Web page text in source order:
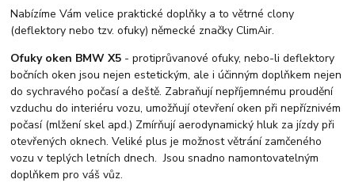
Nabízíme Vám velice praktické doplňky a to větrné clony
(deflektory nebo tzv. ofuky) německé značky ClimAir.
Ofuky oken BMW X5 - protiprůvanové ofuky, nebo-li deflektory
bočních oken jsou nejen estetickým, ale i účinným doplňkem nejen
do sychravého počasí a deště. Zabraňují nepříjemnému proudění
vzduchu do interiéru vozu, umožňují otevření oken při nepříznivém
počasí (mlžení skel apd.) Zmírňují aerodynamický hluk za jízdy při
otevřených oknech. Veliké plus je možnost větrání zamčeného
vozu v teplých letních dnech. Jsou snadno namontovatelným
doplňkem pro váš vůz.